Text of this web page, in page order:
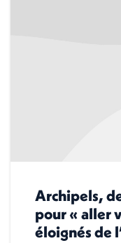
Archipels,
pour « aller
éloignés de